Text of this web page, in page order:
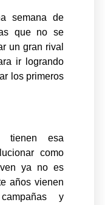
semana de
que no se
un gran rival
ir logrando
los primeros
tienen esa
como
ya no es
años vienen
y